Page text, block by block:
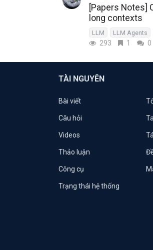
[Papers Notes]
long contexts
LLM LLM Agents
293 1 0
TÀI NGUYÊN
Bài viết
Câu hỏi
Videos
Thảo luận
Công cụ
Trạng thái hệ thống